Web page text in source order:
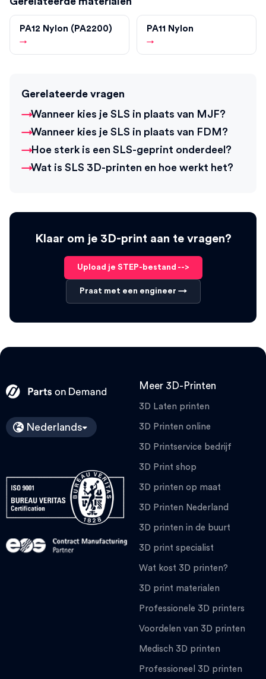
PA12 Nylon (PA2200)
→
PA11 Nylon
→
Gerelateerde vragen
Wanneer kies je SLS in plaats van MJF?
Wanneer kies je SLS in plaats van FDM?
Hoe sterk is een SLS-geprint onderdeel?
Wat is SLS 3D-printen en hoe werkt het?
Klaar om je 3D-print aan te vragen?
Upload je STEP-bestand -->
Praat met een engineer →
Nederlands
Meer 3D-Printen
3D Laten printen
3D Printen online
3D Printservice bedrijf
3D Print shop
3D printen op maat
3D Printen Nederland
3D printen in de buurt
3D print specialist
Wat kost 3D printen?
3D print materialen
Professionele 3D printers
Voordelen van 3D printen
Medisch 3D printen
Professioneel 3D printen